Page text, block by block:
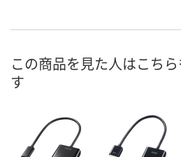
この商品を見た人はこち
す